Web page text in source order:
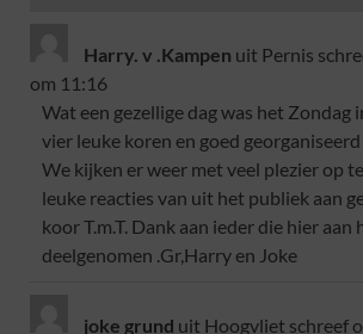
Harry. v .Kampen uit Pernis
om 11:16
Wat een gezellige dag was het Zondag
vier leuke koren en goed
We kijken er weer met veel plezier op
leuke reacties van uit het publiek aan
koor T.m.T. Dank aan ieder die hier aan
deelgenomen .Gr,Harry en Joke
joke grund uit Hoogvliet schreef